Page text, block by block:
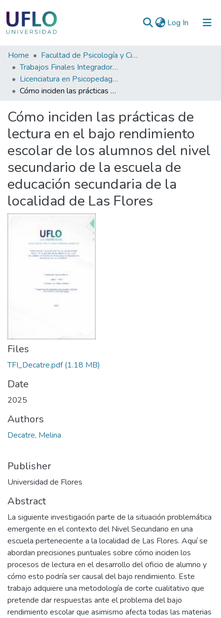
Log In (current)
Communities
&
Collections
Statistics
Home
Facultad de Psicología y Ciencias Sociales
Trabajos Finales Integradores (TFI) de Grado
Licenciatura en Psicopedagogía
Cómo inciden las prácticas de lectura en el bajo rendimiento escolar de los alumnos del nivel secundario de la escuela de educación secundaria de la localidad de Las Flores
Cómo inciden las prácticas de
lectura en el bajo rendimiento
escolar de los alumnos del nivel
secundario de la escuela de
educación secundaria de la
localidad de Las Flores
Files
TFI_Decatre.pdf(1.18 MB)
Date
2025
Authors
Decatre, Melina
Publisher
Universidad de Flores
Abstract
La siguiente investigación parte de la situación problemática
emergente en el contexto del Nivel Secundario en una
escuela perteneciente a la localidad de Las Flores. Aquí se
abordan precisiones puntuales sobre cómo inciden los
procesos de lectura en el desarrollo del oficio de alumno y
cómo esto podría ser causal del bajo rendimiento. Este
trabajo adquiere una metodología de corte cualitativo que
pretende dar respuestas ante el problema del bajo
rendimiento escolar que asimismo afecta todas las materias